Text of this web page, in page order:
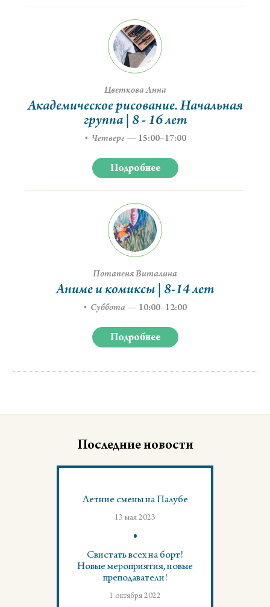
Цветкова Анна
Академическое рисование. Начальная
группа | 8 - 16 лет
Четверг — 15:00–17:00
Подробнее
Потапеня Виталина
Аниме и комиксы | 8-14 лет
Суббота — 10:00–12:00
Подробнее
Последние новости
Летние смены на Палубе
13 мая 2023
Свистать всех на борт!
Новые мероприятия, новые
преподаватели!
1 октября 2022